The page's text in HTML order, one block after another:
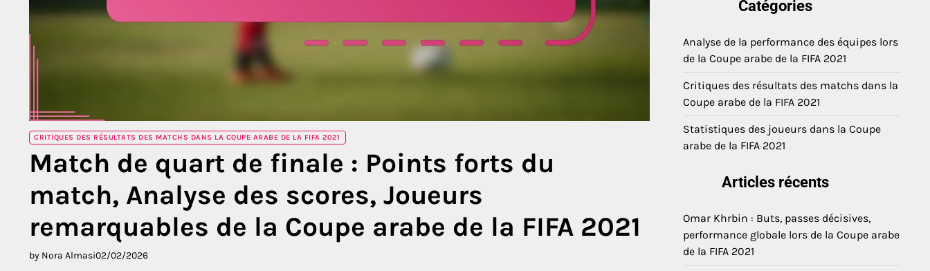
CRITIQUES DES RÉSULTATS DES MATCHS DANS LA COUPE ARABE DE LA FIFA 2021
Match de quart de finale : Points forts du
match, Analyse des scores, Joueurs
remarquables de la Coupe arabe de la FIFA 2021
by Nora Almasi02/02/2026
Catégories
Analyse de la performance des équipes lors
de la Coupe arabe de la FIFA 2021
Critiques des résultats des matchs dans la
Coupe arabe de la FIFA 2021
Statistiques des joueurs dans la Coupe
arabe de la FIFA 2021
Articles récents
Omar Khrbin : Buts, passes décisives,
performance globale lors de la Coupe arabe
de la FIFA 2021